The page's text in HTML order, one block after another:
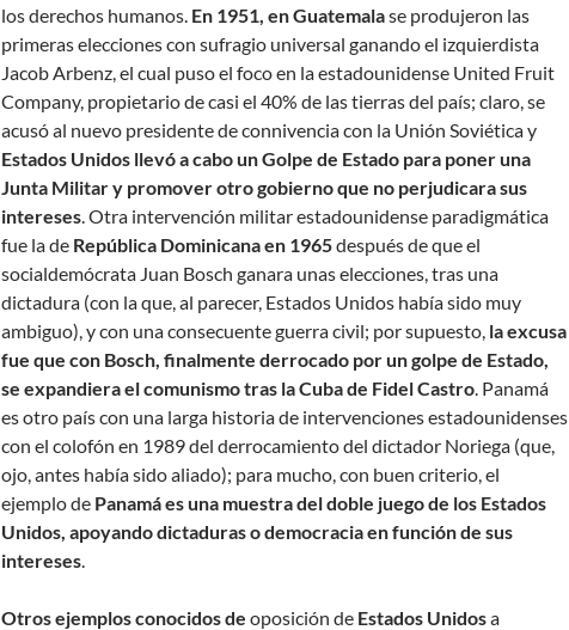
los derechos humanos. En 1951, en Guatemalase produjeron las
primeras elecciones con sufragio universal ganando el izquierdista
Jacob Arbenz, el cual puso el foco en la estadounidense United Fruit
Company, propietario de casi el 40% de las tierras del país; claro, se
acusó al nuevo presidente de connivencia con la Unión Soviética y
Estados Unidos llevó a cabo un Golpe de Estado para poner una
Junta Militar y promover otro gobierno que no perjudicara sus
intereses. Otra intervención militar estadounidense paradigmática
fue la de República Dominicana en 1965después de que el
socialdemócrata Juan Bosch ganara unas elecciones, tras una
dictadura (con la que, al parecer, Estados Unidos había sido muy
ambiguo), y con una consecuente guerra civil; por supuesto, la excusa
fue que con Bosch, finalmente derrocado por un golpe de Estado,
se expandiera el comunismo tras la Cuba de Fidel Castro. Panamá
es otro país con una larga historia de intervenciones estadounidenses
con el colofón en 1989 del derrocamiento del dictador Noriega (que,
ojo, antes había sido aliado); para mucho, con buen criterio, el
ejemplo de Panamá es una muestra del doble juego de los Estados
Unidos, apoyando dictaduras o democracia en función de sus
intereses.
Otros ejemplos conocidos de oposición de Estados Unidosa